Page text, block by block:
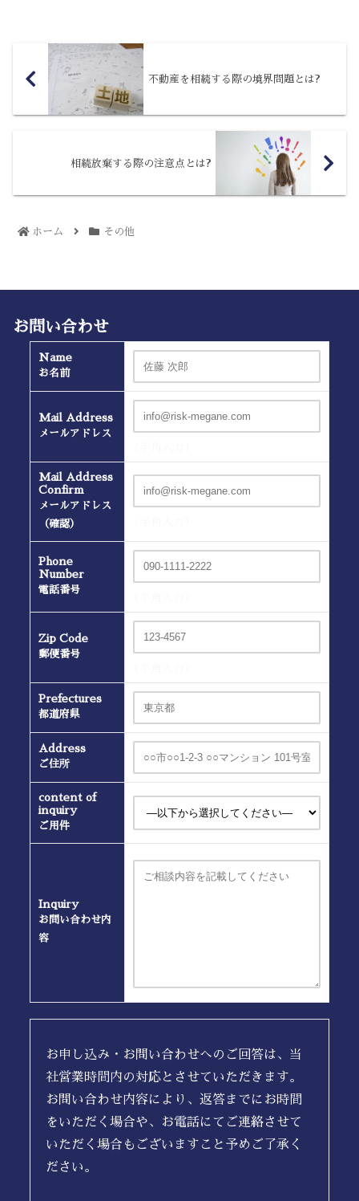
不動産を相続する際の境界問題とは?
相続放棄する際の注意点とは?
ホーム その他
お問い合わせ
Name
お名前
Mail Address
メールアドレス
Mail Address
Confirm
メールアドレス
（確認）
Phone
Number
電話番号
Zip Code
郵便番号
Prefectures
都道府県
Address
ご住所
content of
inquiry
ご用件
Inquiry
お問い合わせ内
容
お申し込み・お問い合わせへのご回答は、当
社営業時間内の対応とさせていただきます。
お問い合わせ内容により、返答までにお時間
をいただく場合や、お電話にてご連絡させて
いただく場合もございますこと予めご了承く
ださい。